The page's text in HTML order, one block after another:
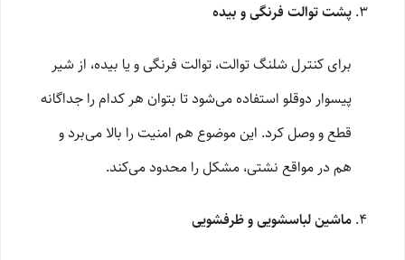
پشت توالت فرنگی و بیده
برای کنترل شلنگ توالت، توالت فرنگی و یا بیده، از شیر
پیسوار دوقلو استفاده می‌شود تا بتوان هر کدام را جداگانه
قطع و وصل کرد. این موضوع هم امنیت را بالا می‌برد و
هم در مواقع نشتی، مشکل را محدود می‌کند.
ماشین لباسشویی و ظرفشویی